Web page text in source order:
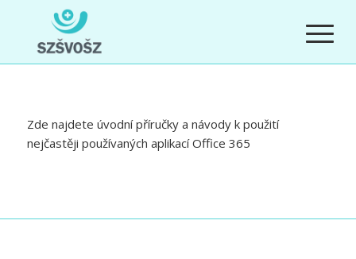
Zde najdete úvodní příručky a návody k použití
nejčastěji používaných aplikací Office 365